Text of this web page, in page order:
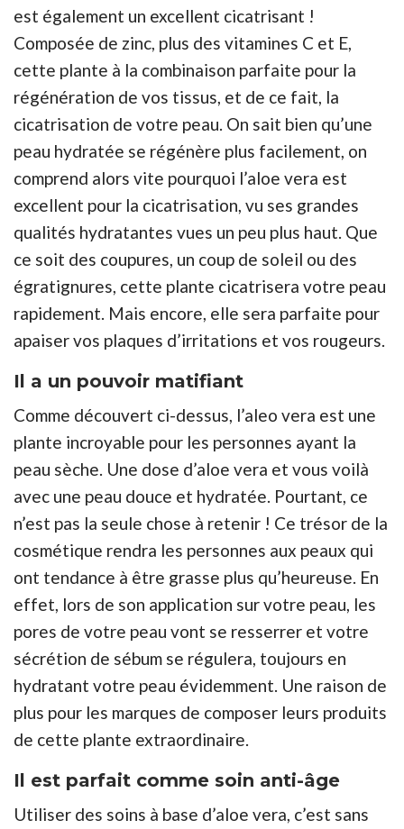
est également un excellent cicatrisant !
Composée de zinc, plus des vitamines C et E,
cette plante à la combinaison parfaite pour la
régénération de vos tissus, et de ce fait, la
cicatrisation de votre peau. On sait bien qu’une
peau hydratée se régénère plus facilement, on
comprend alors vite pourquoi l’aloe vera est
excellent pour la cicatrisation, vu ses grandes
qualités hydratantes vues un peu plus haut. Que
ce soit des coupures, un coup de soleil ou des
égratignures, cette plante cicatrisera votre peau
rapidement. Mais encore, elle sera parfaite pour
apaiser vos plaques d’irritations et vos rougeurs.
Il a un pouvoir matifiant
Comme découvert ci-dessus, l’aleo vera est une
plante incroyable pour les personnes ayant la
peau sèche. Une dose d’aloe vera et vous voilà
avec une peau douce et hydratée. Pourtant, ce
n’est pas la seule chose à retenir ! Ce trésor de la
cosmétique rendra les personnes aux peaux qui
ont tendance à être grasse plus qu’heureuse. En
effet, lors de son application sur votre peau, les
pores de votre peau vont se resserrer et votre
sécrétion de sébum se régulera, toujours en
hydratant votre peau évidemment. Une raison de
plus pour les marques de composer leurs produits
de cette plante extraordinaire.
Il est parfait comme soin anti-âge
Utiliser des soins à base d’aloe vera, c’est sans